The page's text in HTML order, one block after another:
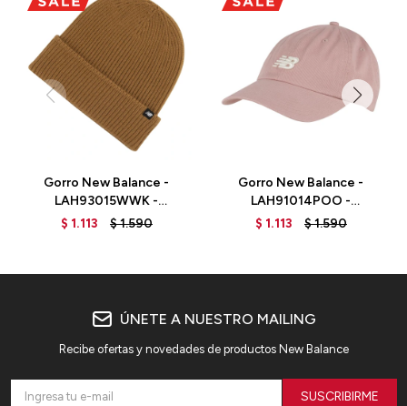
Gorro New Balance -
LAH93015WWK -
WORKWEAR
$ 1.113 $1.590
Gorro New Balance -
LAH91014POO -
PINKMOON
$ 1.113 $1.590
ÚNETE A NUESTRO MAILING
Recibe ofertas y novedades de productos New Balance
SUSCRIBIRME